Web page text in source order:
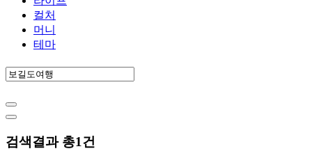
컬처
머니
테마
검색결과 총1건